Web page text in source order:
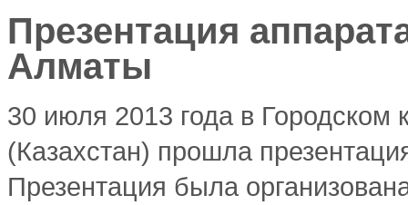
Презентация
Алматы
30 июля 2013 года в Городском
(Казахстан) прошла
Презентация была